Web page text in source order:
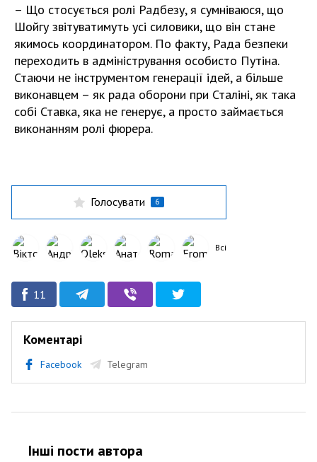
– Що стосується ролі Радбезу, я сумніваюся, що
Шойгу звітуватимуть усі силовики, що він стане
якимось координатором. По факту, Рада безпеки
переходить в адміністрування особисто Путіна.
Стаючи не інструментом генерації ідей, а більше
виконавцем – як рада оборони при Сталіні, як така
собі Ставка, яка не генерує, а просто займається
виконанням ролі фюрера.
Голосувати 6
Всі
11
Коментарі
Facebook Telegram
Інші пости автора